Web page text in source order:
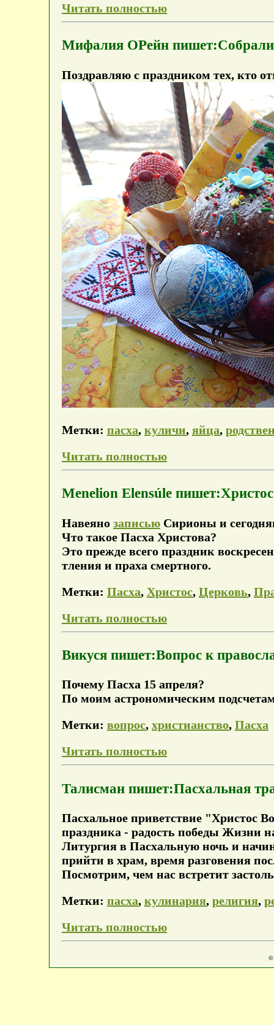
Читать полностью
Мифалия ОРейн пишет:Собрали
Поздравляю с праздником тех, кто
Метки: пасха, куличи, яйца,
Читать полностью
Menelion Elensúle пишет:Христос
Навеяно записью Сирионы и
Что такое Пасха Христова?
Это прежде всего праздник
тления и праха смертного.
Метки: Пасха, Христос, Церковь,
Читать полностью
Викуся пишет:Вопрос к
Почему Пасха 15 апреля?
По моим астрономическим
Метки: вопрос, христианство, Пасха
Читать полностью
Талисман пишет:Пасхальная
Пасхальное приветствие "Христос
праздника - радость победы Жизни
Литургия в Пасхальную ночь и
прийти в храм, время разговения
Посмотрим, чем нас встретит
Метки: пасха, кулинария, религия,
Читать полностью
©